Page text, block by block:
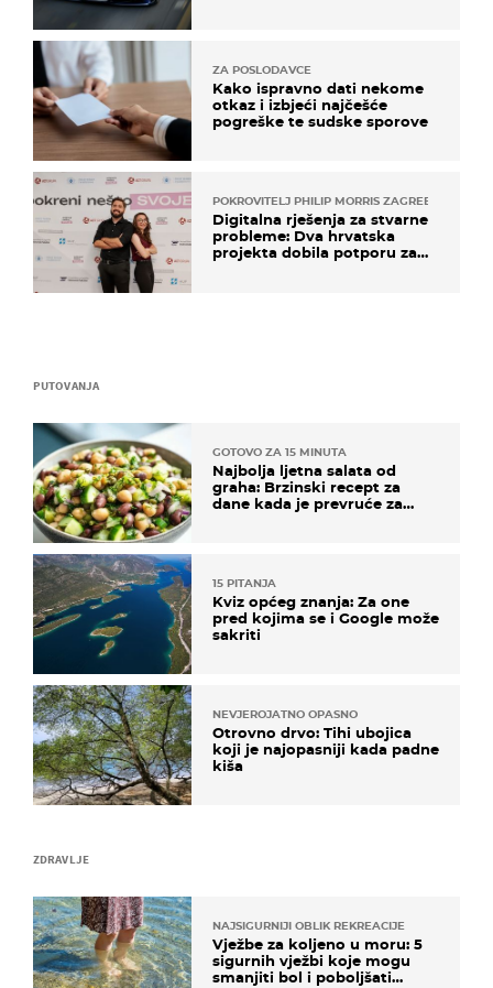
ZDRAVLJE
NAJSIGURNIJI OBLIK REKREACIJE
Vježbe za koljeno u moru: 5
sigurnih vježbi koje mogu
smanjiti bol i poboljšati
PUTOVANJA
GOTOVO ZA 15 MINUTA
Najbolja ljetna salata od
graha: Brzinski recept za
dane kada je prevruće za
15 PITANJA
Kviz općeg znanja: Za one
pred kojima se i Google može
sakriti
NEVJEROJATNO OPASNO
Otrovno drvo: Tihi ubojica
koji je najopasniji kada padne
kiša
ZA POSLODAVCE
Kako ispravno dati nekome
otkaz i izbjeći najčešće
pogreške te sudske sporove
POKROVITELJ PHILIP MORRIS ZAGREB
Digitalna rješenja za stvarne
probleme: Dva hrvatska
projekta dobila potporu za